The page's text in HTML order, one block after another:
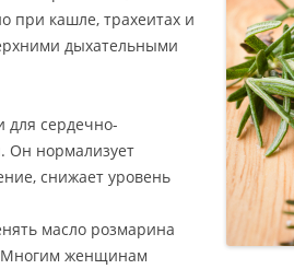
при кашле, трахеитах и
дыхательными
для сердечно-
Он нормализует
снижает уровень
масло розмарина
Многим женщинам